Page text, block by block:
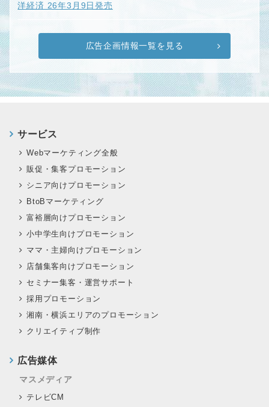
洋経済 26年3月9日発売
広告企画情報一覧を見る
サービス
Webマーケティング全般
販促・集客プロモーション
シニア向けプロモーション
BtoBマーケティング
富裕層向けプロモーション
小中学生向けプロモーション
ママ・主婦向けプロモーション
店舗集客向けプロモーション
セミナー集客・運営サポート
採用プロモーション
湘南・横浜エリアのプロモーション
クリエイティブ制作
広告媒体
マスメディア
テレビCM